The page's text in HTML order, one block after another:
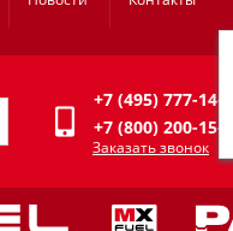
+7 (495) 777-14-94
+7 (800) 200-15-94
Заказать звонок